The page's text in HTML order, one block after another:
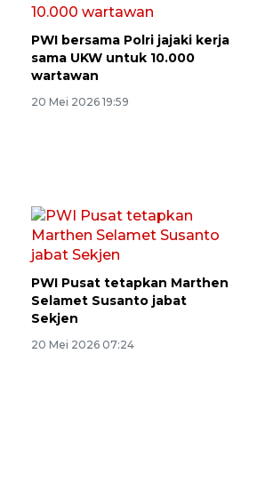
PWI bersama Polri jajaki kerja
sama UKW untuk 10.000
wartawan
20 Mei 2026 19:59
PWI Pusat tetapkan Marthen
Selamet Susanto jabat
Sekjen
20 Mei 2026 07:24